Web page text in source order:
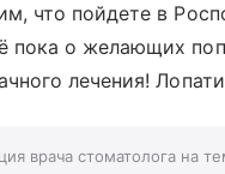
что пойдете в
пока о желающих
лечения!
врача стоматолога на